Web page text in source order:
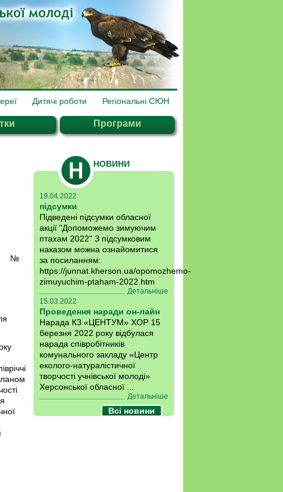
Дитячі роботи Регіональні СЮН
Програми
НОВИНИ
19.04.2022
підсумки
Підведені підсумки обласної
акції "Допоможемо зимуючим
птахам 2022" З підсумковим
наказом можна ознайомитися
за посиланням:
https://junnat.kherson.ua/opomozhemo-
zimuyuchim-ptaham-2022.htm
Детальніше
15.03.2022
Проведення наради он-лайн
Нарада КЗ «ЦЕНТУМ» ХОР 15
березня 2022 року відбулася
нарада співробітників
комунального закладу «Центр
еколого-натуралістичної
творчості учнівської молоді»
Херсонської обласної ...
Детальніше
Всі новини
№